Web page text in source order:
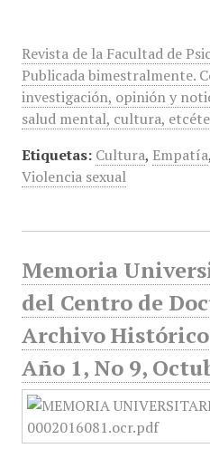
Revista de la Facultad de
Publicada bimestralmente.
investigación, opinión y
salud mental, cultura,
Etiquetas: Cultura, Empatía,
Violencia sexual
Memoria
del Centro de
Archivo Histórico
Año 1, No 9,